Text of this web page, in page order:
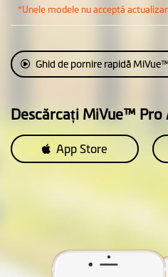
*Unele modele nu acceptă
Ghid de pornire rapidă
Descărcați MiVue™ Pro
App Store